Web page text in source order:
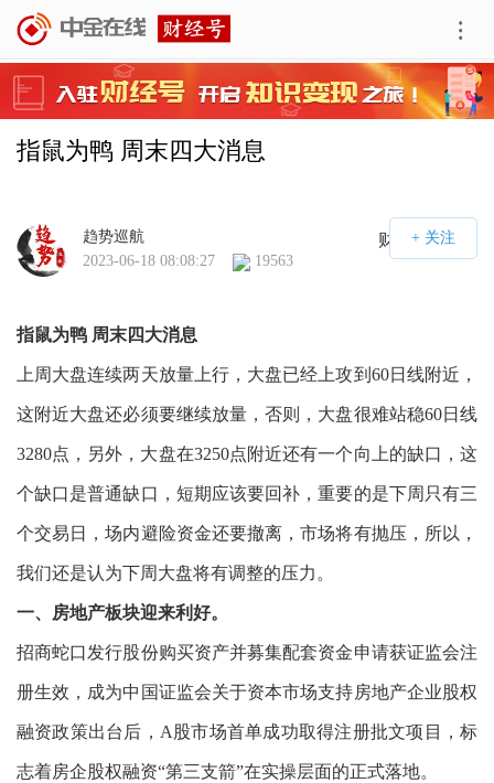
指鼠为鸭 周末四大消息
财经号APP
趋势巡航
2023-06-18 08:08:27
19563
指鼠为鸭 周末四大消息
上周大盘连续两天放量上行，大盘已经上攻到60日线附近，
这附近大盘还必须要继续放量，否则，大盘很难站稳60日线
3280点，另外，大盘在3250点附近还有一个向上的缺口，这
个缺口是普通缺口，短期应该要回补，重要的是下周只有三
个交易日，场内避险资金还要撤离，市场将有抛压，所以，
我们还是认为下周大盘将有调整的压力。
一、房地产板块迎来利好。
招商蛇口发行股份购买资产并募集配套资金申请获证监会注
册生效，成为中国证监会关于资本市场支持房地产企业股权
融资政策出台后，A股市场首单成功取得注册批文项目，标
志着房企股权融资“第三支箭”在实操层面的正式落地。